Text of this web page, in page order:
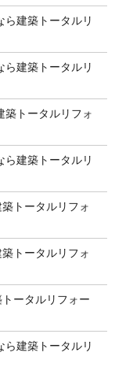
ら建築トータルリ
ら建築トータルリ
築トータルリフォ
ら建築トータルリ
トータルリフォ
トータルリフォ
ータルリフォー
ら建築トータルリ